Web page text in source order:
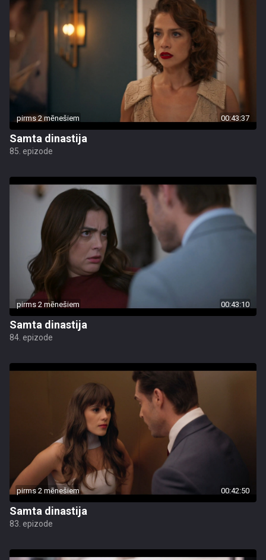
pirms 2 mēnešiem 00:43:37
Samta dinastija
85. epizode
pirms 2 mēnešiem 00:43:10
Samta dinastija
84. epizode
pirms 2 mēnešiem 00:42:50
Samta dinastija
83. epizode